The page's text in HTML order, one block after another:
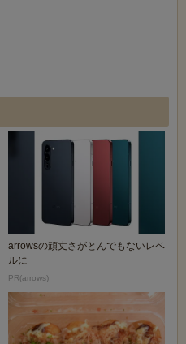
arrowsの頑丈さがとんでもないレベ
ルに
PR(arrows)